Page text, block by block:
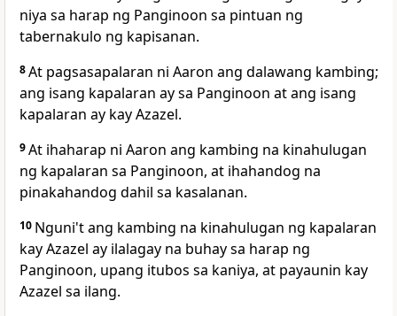
niya sa harap ng Panginoon sa pintuan ng
tabernakulo ng kapisanan.
8At pagsasapalaran ni Aaron ang dalawang kambing;
ang isang kapalaran ay sa Panginoon at ang isang
kapalaran ay kay Azazel.
9At ihaharap ni Aaron ang kambing na kinahulugan
ng kapalaran sa Panginoon, at ihahandog na
pinakahandog dahil sa kasalanan.
10 Nguni't ang kambing na kinahulugan ng kapalaran
kay Azazel ay ilalagay na buhay sa harap ng
Panginoon, upang itubos sa kaniya, at payaunin kay
Azazel sa ilang.